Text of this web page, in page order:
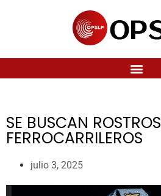
SE BUSCAN ROSTROS
FERROCARRILEROS
julio 3, 2025